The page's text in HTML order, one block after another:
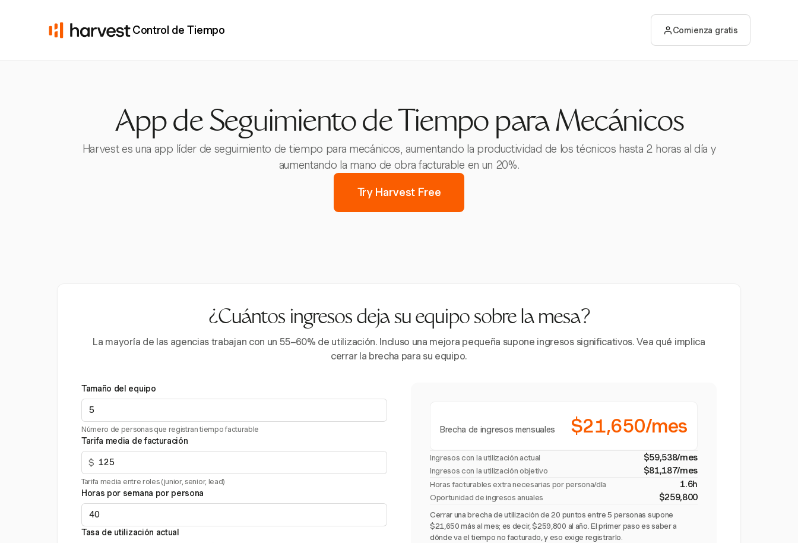
Control de Tiempo Comienza gratis
App de Seguimiento de Tiempo para Mecánicos
Harvest es una app líder de seguimiento de tiempo para mecánicos, aumentando la productividad de los técnicos hasta 2 horas al día y
aumentando la mano de obra facturable en un 20%.
Try Harvest Free
¿Cuántos ingresos deja su equipo sobre la mesa?
La mayoría de las agencias trabajan con un 55–60% de utilización. Incluso una mejora pequeña supone ingresos significativos. Vea qué implica
cerrar la brecha para su equipo.
Tamaño del equipo
Número de personas que registran tiempo facturable
Tarifa media de facturación
$
Tarifa media entre roles (junior, senior, lead)
Horas por semana por persona
Tasa de utilización actual
Brecha de ingresos mensuales $21,650/mes
Ingresos con la utilización actual $59,538/mes
Ingresos con la utilización objetivo $81,187/mes
Horas facturables extra necesarias por persona/día 1.6h
Oportunidad de ingresos anuales $259,800
Cerrar una brecha de utilización de 20 puntos entre 5 personas supone
$21,650 más al mes; es decir, $259,800 al año. El primer paso es saber a
dónde va el tiempo no facturado, y eso exige registrarlo.